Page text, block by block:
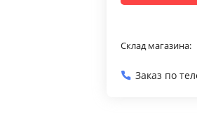
Склад магазина:
Заказ по